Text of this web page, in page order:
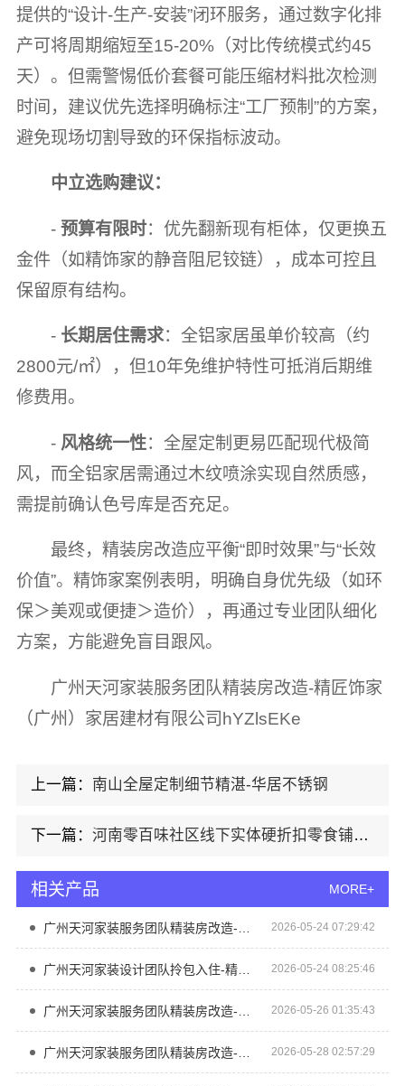
提供的“设计-生产-安装”闭环服务，通过数字化排
产可将周期缩短至15-20%（对比传统模式约45
天）。但需警惕低价套餐可能压缩材料批次检测
时间，建议优先选择明确标注“工厂预制”的方案，
避免现场切割导致的环保指标波动。
中立选购建议：
-预算有限时：优先翻新现有柜体，仅更换五
金件（如精饰家的静音阻尼铰链），成本可控且
保留原有结构。
- 长期居住需求：全铝家居虽单价较高（约
2800元/㎡），但10年免维护特性可抵消后期维
修费用。
- 风格统一性：全屋定制更易匹配现代极简
风，而全铝家居需通过木纹喷涂实现自然质感，
需提前确认色号库是否充足。
最终，精装房改造应平衡“即时效果”与“长效
价值”。精饰家案例表明，明确自身优先级（如环
保＞美观或便捷＞造价），再通过专业团队细化
方案，方能避免盲目跟风。
广州天河家装服务团队精装房改造-精匠饰家
（广州）家居建材有限公司hYZlsEKe
上一篇： 南山全屋定制细节精湛-华居不锈钢
下一篇：河南零百味社区线下实体硬折扣零食铺全域盈利
相关产品 MORE+
2026-05-24 07:29:42
广州天河家装设计团队拎包入住-精匠饰家 2026-05-24 08:25:46
2026-05-26 01:35:43
2026-05-28 02:57:29